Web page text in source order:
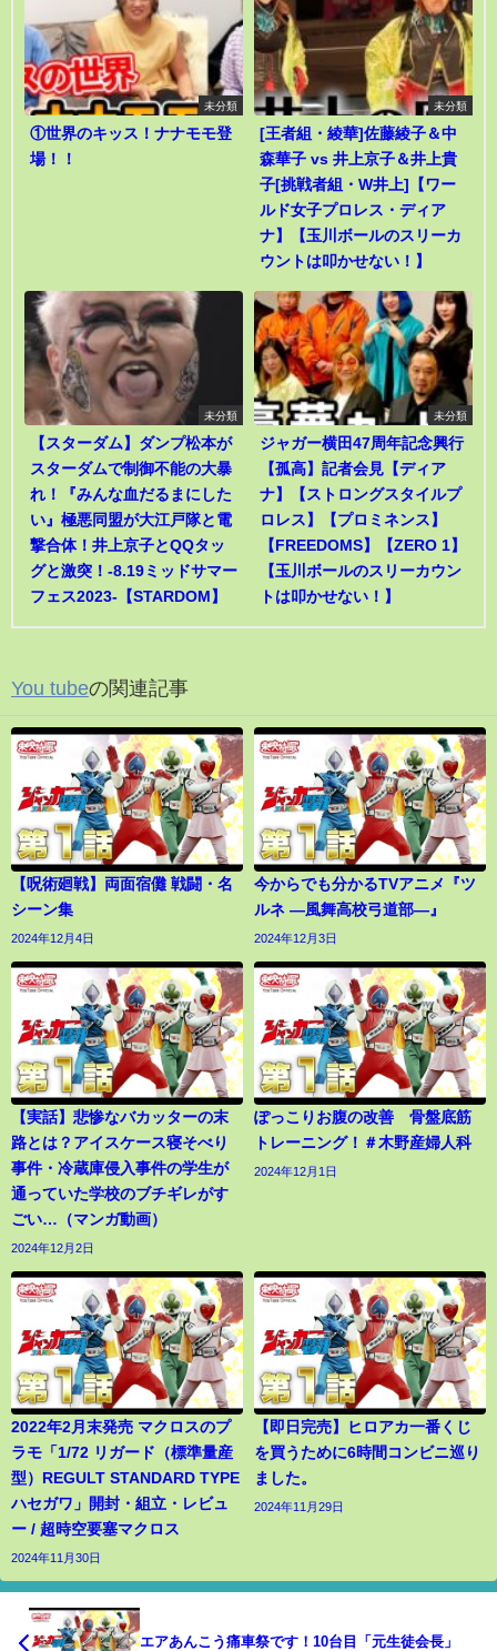
未分類
①世界のキッス！ナナモモ登
場！！
未分類
[王者組・綾華]佐藤綾子＆中
森華子 vs 井上京子＆井上貴
子[挑戦者組・W井上]【ワー
ルド女子プロレス・ディア
ナ】【玉川ボールのスリーカ
ウントは叩かせない！】
未分類
【スターダム】ダンプ松本が
スターダムで制御不能の大暴
れ！『みんな血だるまにした
い』極悪同盟が大江戸隊と電
撃合体！井上京子とQQタッ
グと激突！-8.19ミッドサマー
フェス2023-【STARDOM】
未分類
ジャガー横田47周年記念興行
【孤高】記者会見【ディア
ナ】【ストロングスタイルプ
ロレス】【プロミネンス】
【FREEDOMS】【ZERO 1】
【玉川ボールのスリーカウン
トは叩かせない！】
You tubeの関連記事
【呪術廻戦】両面宿儺 戦闘・名
シーン集
2024年12月4日
今からでも分かるTVアニメ『ツ
ルネ ―風舞高校弓道部―』
2024年12月3日
【実話】悲惨なバカッターの末
路とは？アイスケース寝そべり
事件・冷蔵庫侵入事件の学生が
通っていた学校のブチギレがす
ごい…（マンガ動画）
2024年12月2日
ぽっこりお腹の改善 骨盤底筋
トレーニング！＃木野産婦人科
2024年12月1日
2022年2月末発売 マクロスのプ
ラモ「1/72 リガード（標準量産
型）REGULT STANDARD TYPE
ハセガワ」開封・組立・レビュ
ー / 超時空要塞マクロス
2024年11月30日
【即日完売】ヒロアカ一番くじ
を買うために6時間コンビニ巡り
ました。
2024年11月29日
エアあんこう痛車祭です！10台目「元生徒会長」